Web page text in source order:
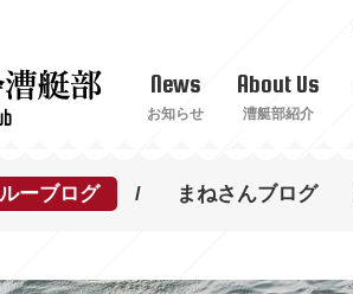
News
お知らせ
About Us
漕艇部紹介
ーブログ まねさんブログ